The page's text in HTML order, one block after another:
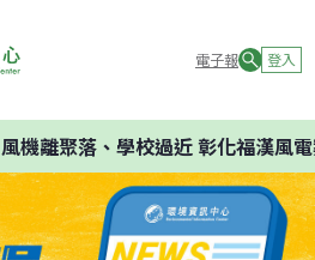
電子報 登入
離聚落、學校過近 彰化福漢風電